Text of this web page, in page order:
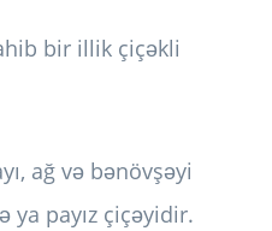
bir illik çiçəkli
ağ və bənövşəyi
ya payız çiçəyidir.